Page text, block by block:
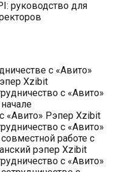
руководство для
с «Авито»
Xzibit
с «Авито»
«Авито» Рэпер Xzibit
с «Авито»
работе с
рэпер Xzibit
с «Авито»